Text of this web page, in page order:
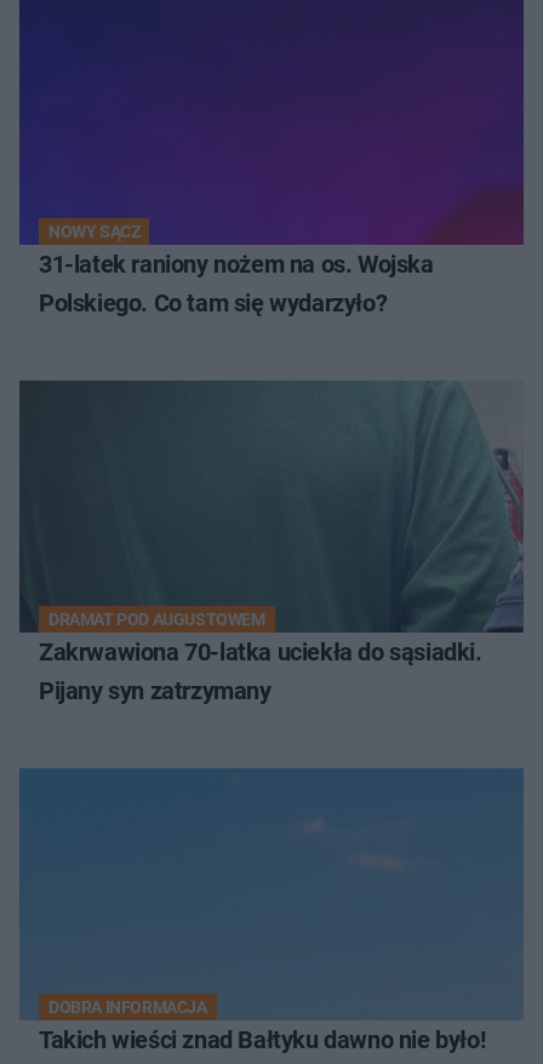
NOWY SĄCZ
31-latek raniony nożem na os. Wojska
Polskiego. Co tam się wydarzyło?
DRAMAT POD AUGUSTOWEM
Zakrwawiona 70-latka uciekła do sąsiadki.
Pijany syn zatrzymany
DOBRA INFORMACJA
Takich wieści znad Bałtyku dawno nie było!